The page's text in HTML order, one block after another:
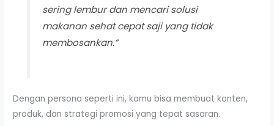
sering lembur dan mencari solusi
makanan sehat cepat saji yang tidak
membosankan.”
Dengan persona seperti ini, kamu bisa membuat konten,
produk, dan strategi promosi yang tepat sasaran.